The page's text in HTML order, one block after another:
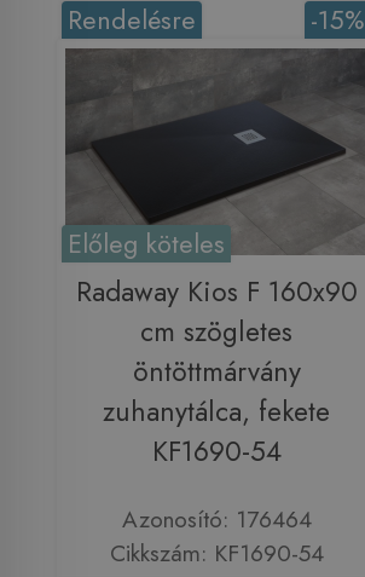
-15%
Rendelésre
Előleg köteles
Radaway Kios F 160x90
cm szögletes
öntöttmárvány
zuhanytálca, fekete
KF1690-54
Azonosító: 176464
Cikkszám: KF1690-54